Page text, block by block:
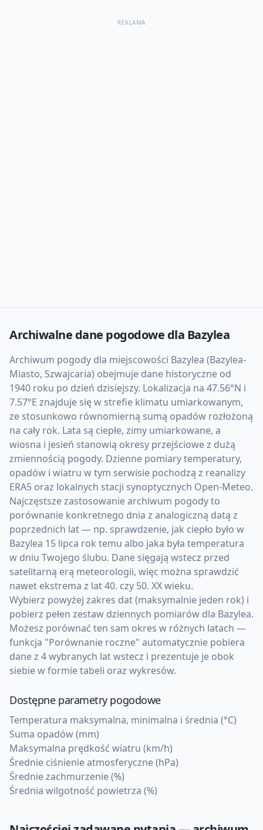
REKLAMA
Archiwalne dane pogodowe dla Bazylea
Archiwum pogody dla miejscowości Bazylea (Bazylea-
Miasto, Szwajcaria) obejmuje dane historyczne od
1940 roku po dzień dzisiejszy. Lokalizacja na 47.56°N i
7.57°E znajduje się w strefie klimatu umiarkowanym,
ze stosunkowo równomierną sumą opadów rozłożoną
na cały rok. Lata są ciepłe, zimy umiarkowane, a
wiosna i jesień stanowią okresy przejściowe z dużą
zmiennością pogody. Dzienne pomiary temperatury,
opadów i wiatru w tym serwisie pochodzą z reanalizy
ERA5 oraz lokalnych stacji synoptycznych Open-Meteo.
Najczęstsze zastosowanie archiwum pogody to
porównanie konkretnego dnia z analogiczną datą z
poprzednich lat — np. sprawdzenie, jak ciepło było w
Bazylea 15 lipca rok temu albo jaka była temperatura
w dniu Twojego ślubu. Dane sięgają wstecz przed
satelitarną erą meteorologii, więc można sprawdzić
nawet ekstrema z lat 40. czy 50. XX wieku.
Wybierz powyżej zakres dat (maksymalnie jeden rok) i
pobierz pełen zestaw dziennych pomiarów dla Bazylea.
Możesz porównać ten sam okres w różnych latach —
funkcja "Porównanie roczne" automatycznie pobiera
dane z 4 wybranych lat wstecz i prezentuje je obok
siebie w formie tabeli oraz wykresów.
Dostępne parametry pogodowe
Temperatura maksymalna, minimalna i średnia (°C)
Suma opadów (mm)
Maksymalna prędkość wiatru (km/h)
Średnie ciśnienie atmosferyczne (hPa)
Średnie zachmurzenie (%)
Średnia wilgotność powietrza (%)